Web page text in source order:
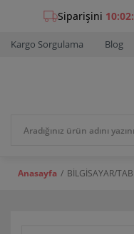
Kargo Sorgulama Blog
Anasayfa BİLGİSAYAR/